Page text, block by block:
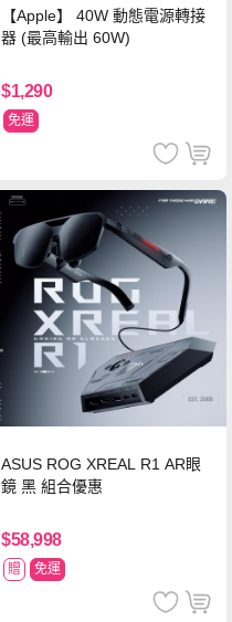
【Apple】 40W 動態電源轉接
器 (最高輸出 60W)
$1,290
免運
ASUS ROG XREAL R1 AR眼
鏡 黑 組合優惠
$58,998
贈 免運